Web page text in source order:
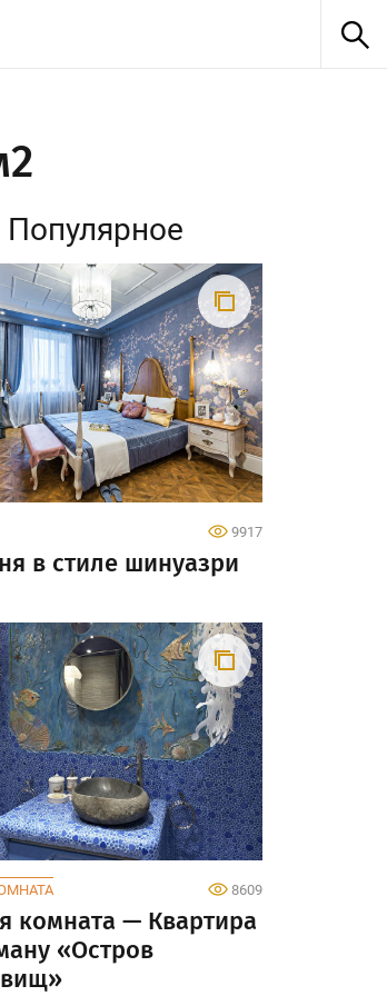
Популярное
9917
в стиле шинуазри
8609
комната — Квартира
«Остров